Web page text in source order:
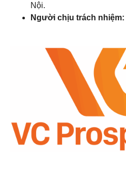
Nội.
Người chịu trách nhiệm: